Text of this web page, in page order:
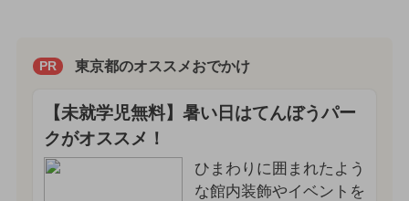
PR 東京都のオススメおでかけ
【未就学児無料】暑い日はてんぼうパー
クがオススメ！
ひまわりに囲まれたよう
な館内装飾やイベントを